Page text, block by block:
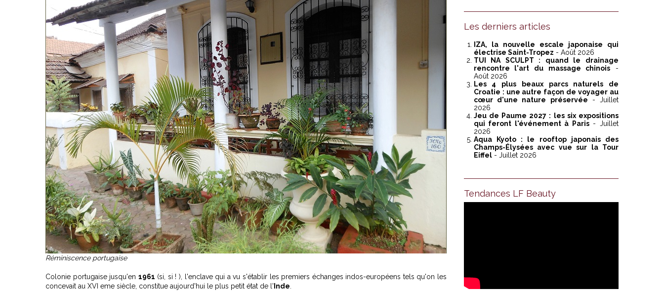
Réminiscence portugaise
Colonie portugaise jusqu'en 1961 (si, si ! ), l'enclave qui a vu s'établir les premiers échanges indos-européens tels qu'on les
concevait au XVI eme siècle, constitue aujourd'hui le plus petit état de l' Inde
Les derniers articles
IZA, la nouvelle escale japonaise qui
électrise Saint-Tropez - Août 2026
TUI NA SCULPT : quand le drainage
rencontre l'art du massage chinois -
Août 2026
Les 4 plus beaux parcs naturels de
Croatie : une autre façon de voyager au
cœur d'une nature préservée - Juillet
2026
Jeu de Paume 2027 : les six expositions
qui feront l'événement à Paris- Juillet
2026
Aqua Kyoto : le rooftop japonais des
Champs-Élysées avec vue sur la Tour
Eiffel- Juillet 2026
Tendances LF Beauty